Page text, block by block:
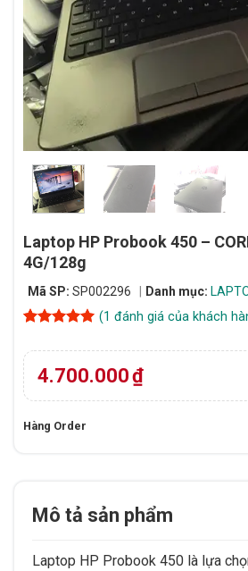
Laptop HP Probook 450 –
4G/128g
Mã SP: SP002296 Danh mục:
dựa trên
đánh giá
(1 đánh giá của khách
4.700.000₫
Hàng Order
Mô tả sản phẩm
Laptop HP Probook 450 là lựa